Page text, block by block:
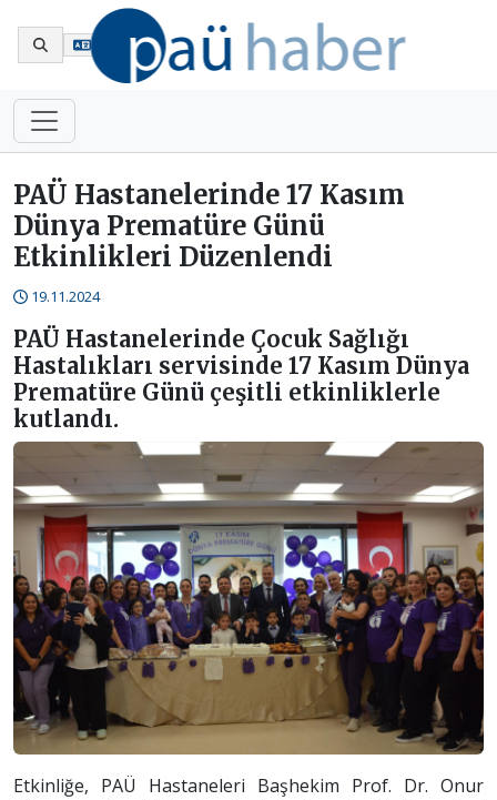
PAÜ Hastanelerinde 17 Kasım
Dünya Prematüre Günü
Etkinlikleri Düzenlendi
19.11.2024
PAÜ Hastanelerinde Çocuk Sağlığı
Hastalıkları servisinde 17 Kasım Dünya
Prematüre Günü çeşitli etkinliklerle
kutlandı.
Etkinliğe, PAÜ Hastaneleri Başhekim Prof. Dr. Onur